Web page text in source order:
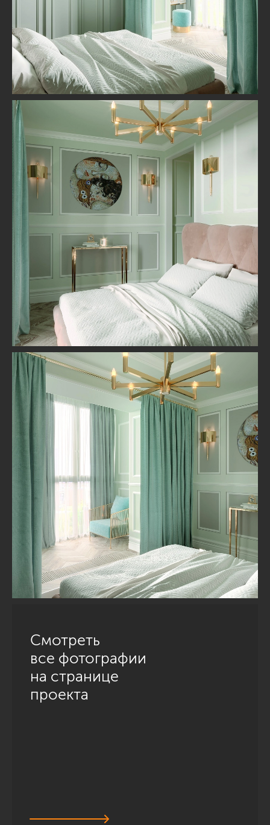
Смотреть
все фотографии
на странице
проекта